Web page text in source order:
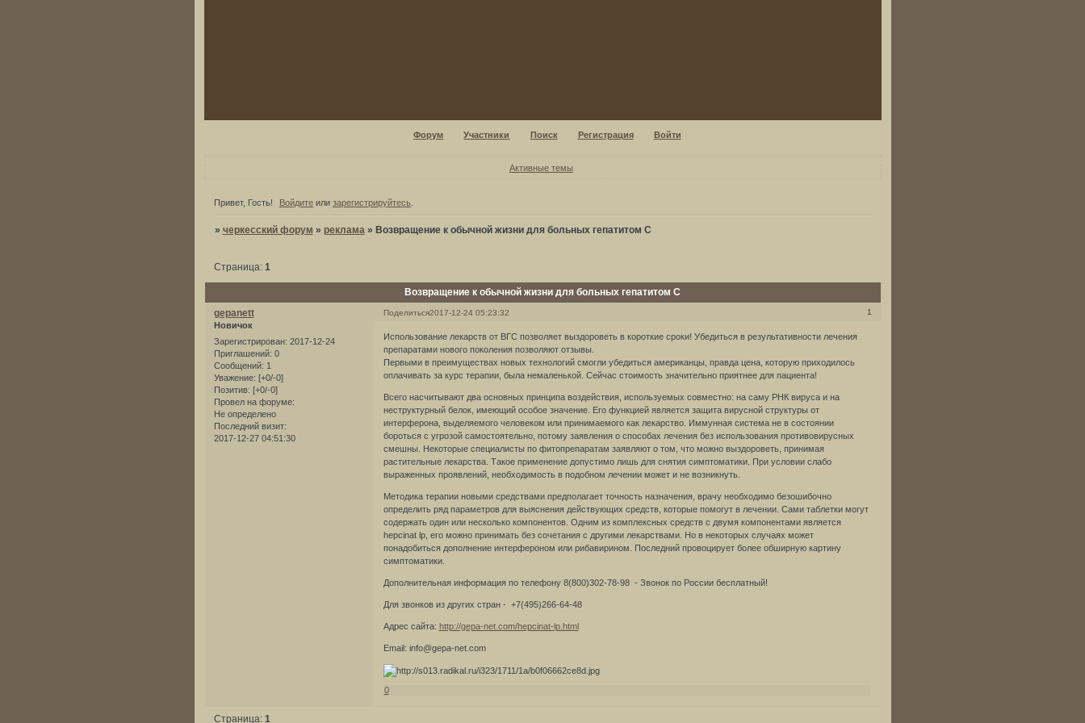
Форум Участники Поиск Регистрация Войти
Активные темы
Привет, Гость! Войдите или зарегистрируйтесь
» черкесский форум » реклама » Возвращение к обычной жизни для больных гепатитом С
Возвращение к обычной жизни для больных гепатитом С
Страница: 1
Поделиться 1
2017-12-24 05:23:32
gepanett
Новичок
Зарегистрирован: 2017-12-24
Приглашений: 0
Сообщений: 1
Уважение: [+0/-0]
Позитив: [+0/-0]
Провел на форуме:
Не определено
Последний визит:
2017-12-27 04:51:30
Использование лекарств от ВГС позволяет выздороветь в короткие сроки! Убедиться в результативности лечения
препаратами нового поколения позволяют отзывы.
Первыми в преимуществах новых технологий смогли убедиться американцы, правда цена, которую приходилось
оплачивать за курс терапии, была немаленькой. Сейчас стоимость значительно приятнее для пациента!
Всего насчитывают два основных принципа воздействия, используемых совместно: на саму РНК вируса и на
неструктурный белок, имеющий особое значение. Его функцией является защита вирусной структуры от
интерферона, выделяемого человеком или принимаемого как лекарство. Иммунная система не в состоянии
бороться с угрозой самостоятельно, потому заявления о способах лечения без использования противовирусных
смешны. Некоторые специалисты по фитопрепаратам заявляют о том, что можно выздороветь, принимая
растительные лекарства. Такое применение допустимо лишь для снятия симптоматики. При условии слабо
выраженных проявлений, необходимость в подобном лечении может и не возникнуть.
Методика терапии новыми средствами предполагает точность назначения, врачу необходимо безошибочно
определить ряд параметров для выяснения действующих средств, которые помогут в лечении. Сами таблетки могут
содержать один или несколько компонентов. Одним из комплексных средств с двумя компонентами является
hepcinat lp, его можно принимать без сочетания с другими лекарствами. Но в некоторых случаях может
понадобиться дополнение интерфероном или рибавирином. Последний провоцирует более обширную картину
симптоматики.
Дополнительная информация по телефону 8(800)302-78-98 - Звонок по России бесплатный!
Для звонков из других стран - +7(495)266-64-48
Адрес сайта: http://gepa-net.com/hepcinat-lp.html
Email: info@gepa-net.com
0
Страница: 1